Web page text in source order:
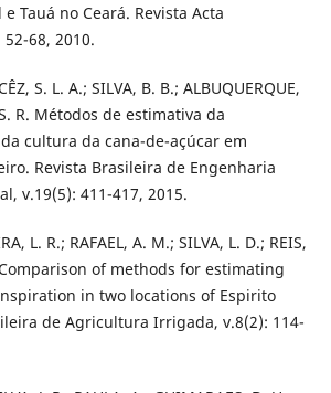
Tauá no Ceará. Revista Acta
68, 2010.
S. L. A.; SILVA, B. B.; ALBUQUERQUE,
R. Métodos de estimativa da
cultura da cana-de-açúcar em
Revista Brasileira de Engenharia
v.19(5): 411-417, 2015.
L. R.; RAFAEL, A. M.; SILVA, L. D.; REIS,
Comparison of methods for estimating
in two locations of Espirito
de Agricultura Irrigada, v.8(2): 114-